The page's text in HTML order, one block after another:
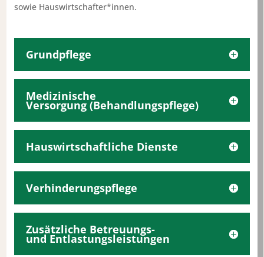
sowie Hauswirtschafter*innen.
Grundpflege
Medizinische
Versorgung (Behandlungspflege)
Hauswirtschaftliche Dienste
Verhinderungspflege
Zusätzliche Betreuungs-
und Entlastungsleistungen